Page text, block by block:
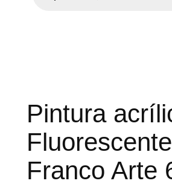
d
u
t
o
Pintura
Fluorescente
Franco Arte